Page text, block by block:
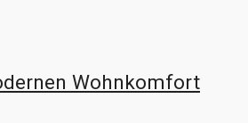
Wohnkomfort